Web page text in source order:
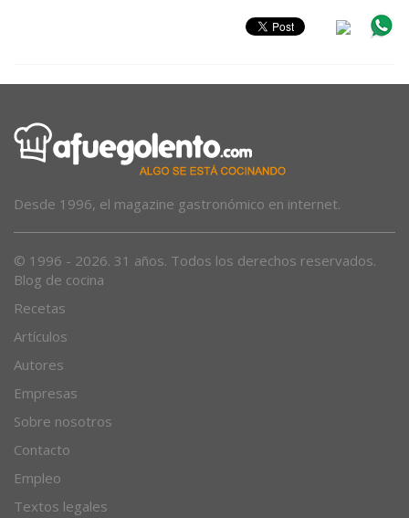
Desde 1996, el magazine gastronómico en internet.
© 1996 - 2026. 31 años. Todos los derechos reservados.
Blog de cocina
Recetas
Artículos
Autores
Empresas
Sobre nosotros
Contacto
Empleo
Textos legales